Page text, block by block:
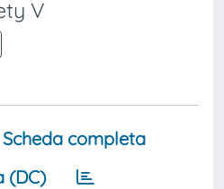
V
Scheda completa
(DC)